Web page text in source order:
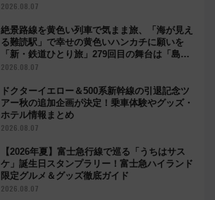
2026.08.07
絶景路線を黄色い列車で気まま旅、「海が見え
る難読駅」で幸せの黄色いハンカチに願いを
「新・鉄道ひとり旅」279回目の舞台は「島原
鉄道」
2026.08.07
ドクターイエロー＆500系新幹線の引退記念ツ
アー秋の追加企画が決定！乗車体験やグッズ・
ホテル情報まとめ
2026.08.07
【2026年夏】富士急行線で巡る「うちはサス
ケ」誕生日スタンプラリー！富士急ハイランド
限定グルメ＆グッズ徹底ガイド
2026.08.07